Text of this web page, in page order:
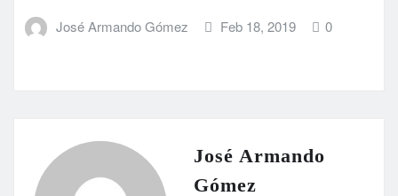
José Armando Gómez Feb 18, 2019 0
José Armando
Gómez